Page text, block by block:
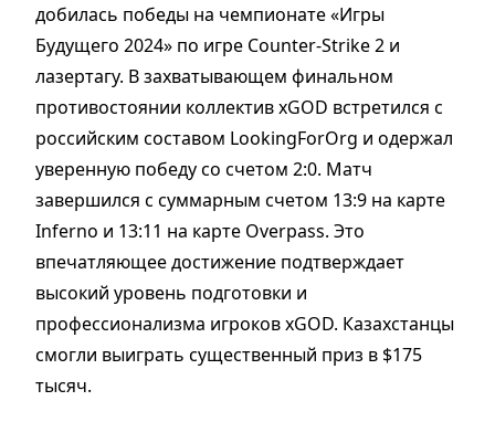
добилась победы на чемпионате «Игры
Будущего 2024» по игре Counter-Strike 2 и
лазертагу. В захватывающем финальном
противостоянии коллектив xGOD встретился с
российским составом LookingForOrg и одержал
уверенную победу со счетом 2:0. Матч
завершился с суммарным счетом 13:9 на карте
Inferno и 13:11 на карте Overpass. Это
впечатляющее достижение подтверждает
высокий уровень подготовки и
профессионализма игроков xGOD. Казахстанцы
смогли выиграть существенный приз в $175
тысяч.